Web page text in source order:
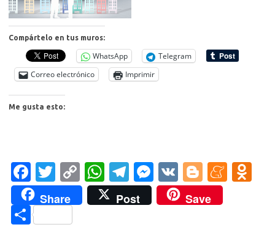
Compártelo en tus muros:
WhatsApp
Telegram
Correo electrónico
Imprimir
Me gusta esto:
Fa
c
e
T
w
it
C
o
p
W
h
at
T
el
e
M
es
se
V
K
Bl
o
g
M
Share Post Save
C